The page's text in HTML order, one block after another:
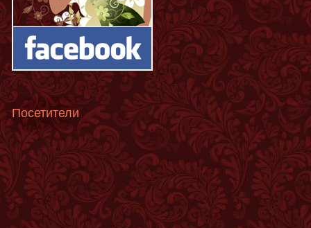
Посетители